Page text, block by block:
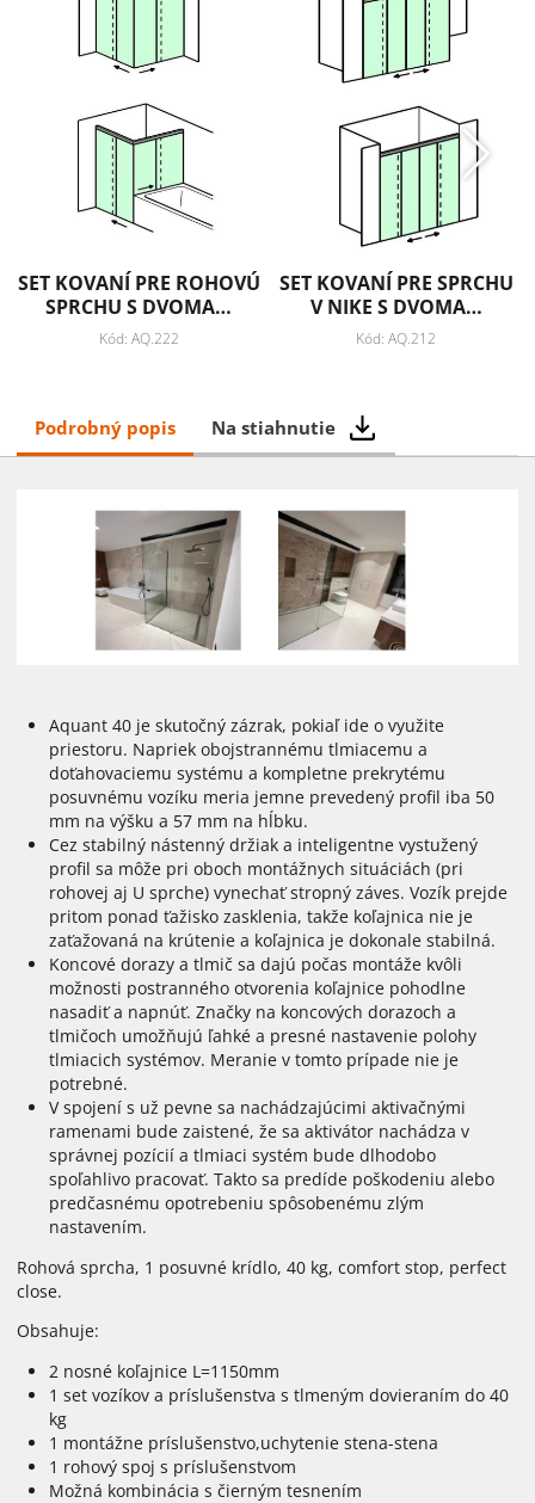
SET KOVANÍ PRE ROHOVÚ
SPRCHU S DVOMA…
Kód: AQ.222
SET KOVANÍ PRE SPRCHU
V NIKE S DVOMA…
Kód: AQ.212
Podrobný popis Na stiahnutie
Aquant 40 je skutočný zázrak, pokiaľ ide o využite
priestoru. Napriek obojstrannému tlmiacemu a
doťahovaciemu systému a kompletne prekrytému
posuvnému vozíku meria jemne prevedený profil iba 50
mm na výšku a 57 mm na hĺbku.
Cez stabilný nástenný držiak a inteligentne vystužený
profil sa môže pri oboch montážnych situáciách (pri
rohovej aj U sprche) vynechať stropný záves. Vozík prejde
pritom ponad ťažisko zasklenia, takže koľajnica nie je
zaťažovaná na krútenie a koľajnica je dokonale stabilná.
Koncové dorazy a tlmič sa dajú počas montáže kvôli
možnosti postranného otvorenia koľajnice pohodlne
nasadiť a napnúť. Značky na koncových dorazoch a
tlmičoch umožňujú ľahké a presné nastavenie polohy
tlmiacich systémov. Meranie v tomto prípade nie je
potrebné.
V spojení s už pevne sa nachádzajúcimi aktivačnými
ramenami bude zaistené, že sa aktivátor nachádza v
správnej pozícií a tlmiaci systém bude dlhodobo
spoľahlivo pracovať. Takto sa predíde poškodeniu alebo
predčasnému opotrebeniu spôsobenému zlým
nastavením.
Rohová sprcha, 1 posuvné krídlo, 40 kg, comfort stop, perfect
close.
Obsahuje:
2 nosné koľajnice L=1150mm
1 set vozíkov a príslušenstva s tlmeným dovieraním do 40
kg
1 montážne príslušenstvo,uchytenie stena-stena
1 rohový spoj s príslušenstvom
Možná kombinácia s čierným tesnením